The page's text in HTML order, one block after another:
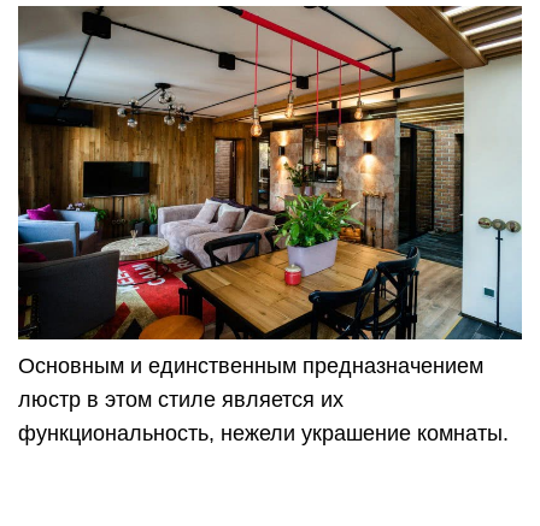
Как сделать светильник в стиле
Loft своими руками
Приобретенные в магазине светильники могут
быть немного скучными, потому что они часто
разработаны для нейтральных интерьеров, а не
для современного лофта. Потому можно
попробовать создать светильник в стилелофт
своими руками.